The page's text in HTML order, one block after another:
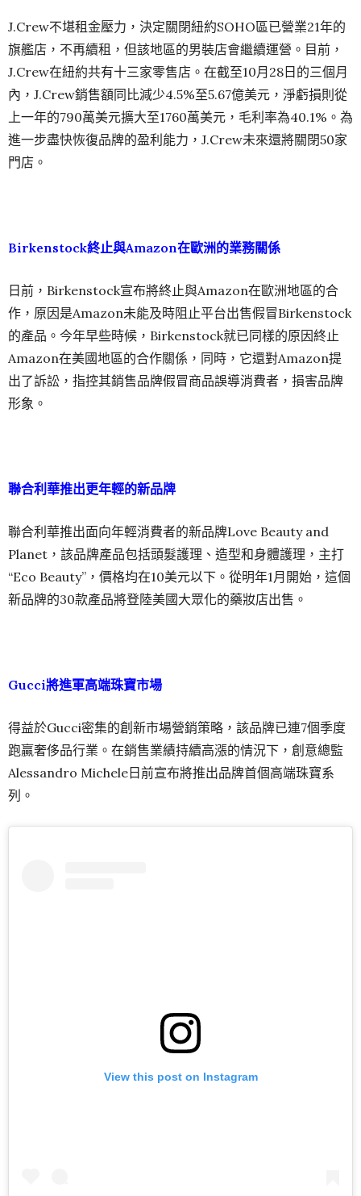
J.Crew不堪租金壓力，決定關閉紐約SOHO區已營業21年的
旗艦店，不再續租，但該地區的男裝店會繼續運營。目前，
J.Crew在紐約共有十三家零售店。在截至10月28日的三個月
內，J.Crew銷售額同比減少4.5%至5.67億美元，淨虧損則從
上一年的790萬美元擴大至1760萬美元，毛利率為40.1%。為
進一步盡快恢復品牌的盈利能力，J.Crew未來還將關閉50家
門店。
Birkenstock終止與Amazon在歐洲的業務關係
日前，Birkenstock宣布將終止與Amazon在歐洲地區的合
作，原因是Amazon未能及時阻止平台出售假冒Birkenstock
的產品。今年早些時候，Birkenstock就已同樣的原因終止
Amazon在美國地區的合作關係，同時，它還對Amazon提
出了訴訟，指控其銷售品牌假冒商品誤導消費者，損害品牌
形象。
聯合利華推出更年輕的新品牌
聯合利華推出面向年輕消費者的新品牌Love Beauty and
Planet，該品牌產品包括頭髮護理、造型和身體護理，主打
“Eco Beauty”，價格均在10美元以下。從明年1月開始，這個
新品牌的30款產品將登陸美國大眾化的藥妝店出售。
Gucci將進軍高端珠寶市場
得益於Gucci密集的創新市場營銷策略，該品牌已連7個季度
跑贏奢侈品行業。在銷售業績持續高漲的情況下，創意總監
Alessandro Michele日前宣布將推出品牌首個高端珠寶系
列。
View this post on Instagram